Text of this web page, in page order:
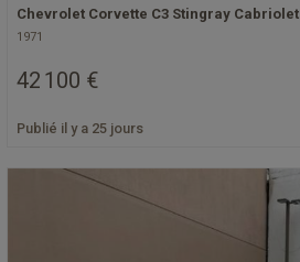
Chevrolet Corvette C3 Stingray Cabriolet
1971
42 100 €
Publié il y a 25 jours